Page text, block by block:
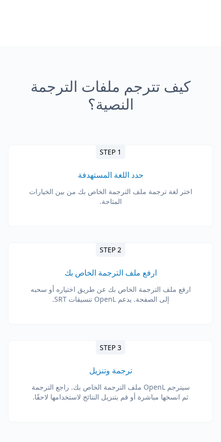
كيف تترجم ملفات الترجمة
النصية؟
STEP 1
حدد اللغة المستهدفة
اختر لغة ترجمة ملف الترجمة الخاص بك من بين الخيارات
المتاحة.
STEP 2
ارفع ملف الترجمة الخاص بك
ارفع ملف الترجمة الخاص بك عن طريق اختياره أو سحبه
إلى الصفحة. يدعم OpenL تنسيقات SRT.
STEP 3
ترجمة وتنزيل
سيترجم OpenL ملف الترجمة الخاص بك. راجع الترجمة
ثم انسخها مباشرة أو قم بتنزيل النتائج لاستخدامها لاحقًا.